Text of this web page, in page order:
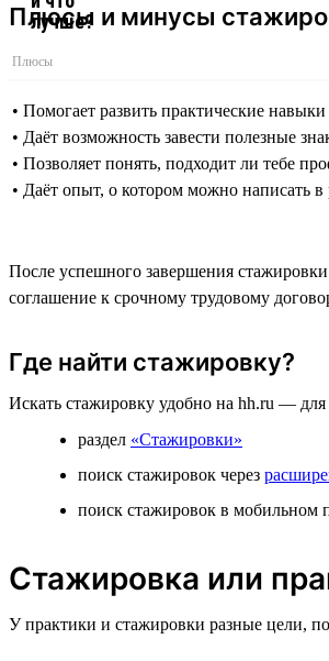
Плюсы и минусы
Плюсы
• Помогает развить практические
• Даёт возможность завести полезные
• Позволяет понять, подходит ли тебе
• Даёт опыт, о котором можно написать в
После успешного завершения
соглашение к срочному трудовому
Где найти стажировку?
Искать стажировку удобно на hh.ru — для
раздел «Стажировки»
поиск стажировок через
поиск стажировок в мобильном
Стажировка или
У практики и стажировки разные цели,